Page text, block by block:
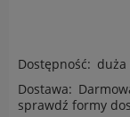
Dostępność: duża
Dostawa:
Cena nie zawiera
sprawdź formy